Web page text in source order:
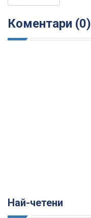
Коментари (0)
Най-четени